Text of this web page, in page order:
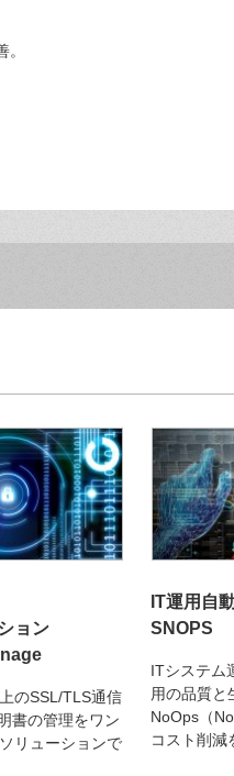
ョン
のSSL/TLS通信
書の管理をワン
リューションで
IT運用自
SNOPS
ITシステム
用の品質と
NoOps（
コスト削減